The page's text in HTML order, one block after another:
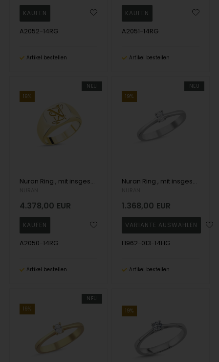
A2052-14RG
Artikel bestellen
A2051-14RG
Artikel bestellen
NEU
19%
Nuran Ring , mit insgesamt
4.378,00 EUR
A2050-14RG
Artikel bestellen
NEU
19%
Nuran Ring , mit insgesamt 0,13 ct Wesselton SI
1.368,00 EUR
L1962-013-14HG
Artikel bestellen
NEU
19%
19%